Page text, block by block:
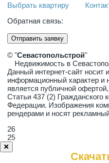
Выбрать квартиру
Обратная связь:
Отправить заявку
© "Севастопольстрой"
Недвижимость в
Данный интернет-сайт носит
информационный характер и
является публичной
Статьи 437 (2) Гражданского
Федерации. Изображения
рендерами и носят
26
25
❌